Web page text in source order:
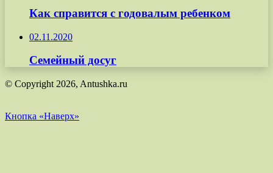
Как справится с годовалым ребенком
02.11.2020
Семейный досуг
© Copyright 2026, Antushka.ru
Кнопка «Наверх»